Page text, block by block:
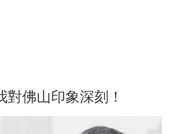
對佛山印象深刻！